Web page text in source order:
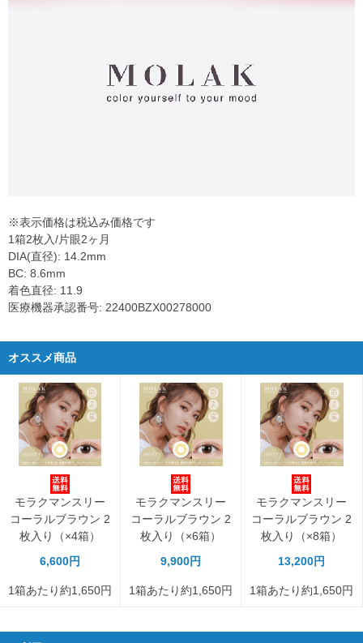
※表示価格は税込み価格です
1箱2枚入/片眼2ヶ月
DIA(直径): 14.2mm
BC: 8.6mm
着色直径: 11.9
医療機器承認番号: 22400BZX00278000
オススメ商品
モラクマンスリー
コーラルブラウン 2
枚入り（×4箱）
6,600円
1箱あたり約1,650円
モラクマンスリー
コーラルブラウン 2
枚入り（×6箱）
9,900円
1箱あたり約1,650円
モラクマンスリー
コーラルブラウン 2
枚入り（×8箱）
13,200円
1箱あたり約1,650円